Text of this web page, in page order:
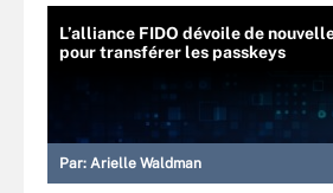
L’alliance FIDO dévoile de
pour transférer les passkeys
Par: Arielle Waldman